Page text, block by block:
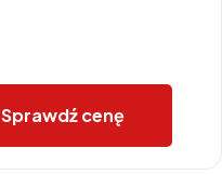
Sprawdź cenę